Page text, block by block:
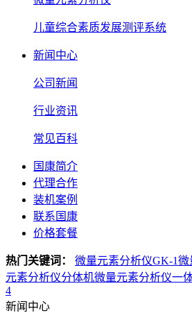
儿童综合素质发展测评系统
新闻中心
公司新闻
行业资讯
常见百科
国康简介
代理合作
装机案例
联系国康
价格套餐
热门关键词： 微量元素分析仪GK-1微
元素分析仪分体机微量元素分析仪一
4
新闻中心